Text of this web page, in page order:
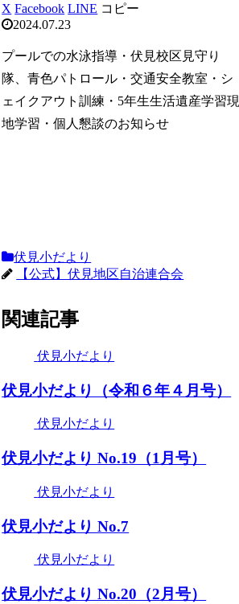
X Facebook LINE コピー
2024.07.23
プールでの水泳指導・伏見校区見守り
隊、青色パトロール・交通安全教室・シ
ェイクアウト訓練・5年生生活遺産学習現
地学習・個人懇談のお知らせ
伏見小だより
【公式】伏見地区自治連合会
関連記事
伏見小だより
伏見小だより（令和６年４月号）
伏見小だより
伏見小だより No.19（1月号）
伏見小だより
伏見小だより No.7
伏見小だより
伏見小だより No.20（2月号）